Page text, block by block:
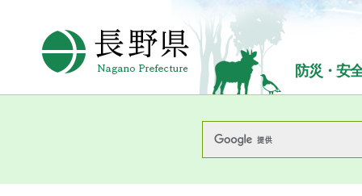
長野県Nagano Prefecture
防災・安